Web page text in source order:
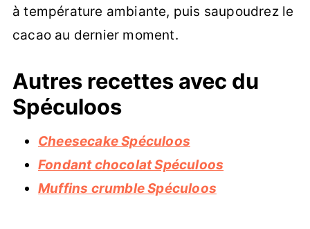
à température ambiante, puis saupoudrez le
cacao au dernier moment.
Autres recettes avec du
Spéculoos
Cheesecake Spéculoos
Fondant chocolat Spéculoos
Muffins crumble Spéculoos